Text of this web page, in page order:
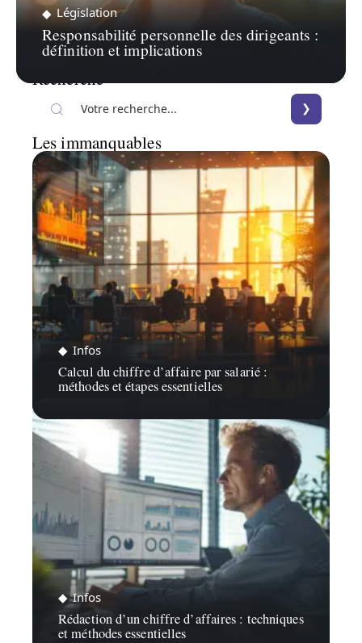
Législation
Responsabilité personnelle des dirigeants :
définition et implications
Recherche
Les immanquables
Infos
Calcul du chiffre d’affaire par salarié :
méthodes et étapes essentielles
Infos
Rédaction d’un chiffre d’affaires : techniques
et méthodes essentielles